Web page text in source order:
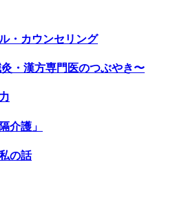
・カウンセリング
・漢方専門医のつぶやき〜
介護」
の話